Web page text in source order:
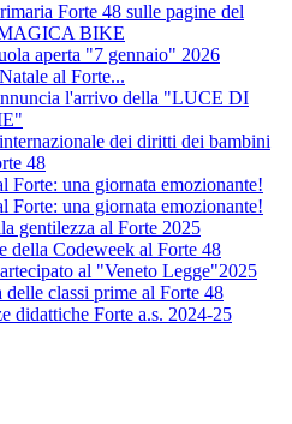
Forte 48 sulle pagine del
BIKE
aperta "7 gennaio" 2026
al Forte...
l'arrivo della "LUCE DI
dei diritti dei bambini
48
Forte: una giornata emozionante!
Forte: una giornata emozionante!
gentilezza al Forte 2025
della Codeweek al Forte 48
al "Veneto Legge"2025
delle classi prime al Forte 48
didattiche Forte a.s. 2024-25